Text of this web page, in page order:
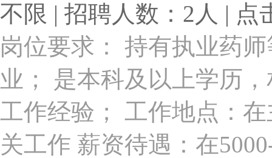
不限 | 招聘人数：2人 | 点
岗位要求： 持有执业药
业； 是本科及以上学历
工作经验； 工作地点：
关工作 薪资待遇：在